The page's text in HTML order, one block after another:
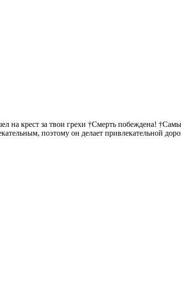
на крест за твои грехи †Смерть побеждена!
поэтому он делает привлекательной